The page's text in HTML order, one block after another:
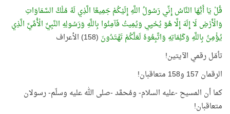
قُلْ يَا أَيُّهَا النَّاسُ إِنِّي رَسُولُ اللَّهِ إِلَيْكُمْ جَمِيعًا الَّذِي لَهُ مُلْكُ السَّمَاوَاتِ
وَالْأَرْضِ لَا إِلَهَ إِلَّا هُوَ يُحْيِي وَيُمِيتُ فَآمِنُوا بِاللَّهِ وَرَسُولِهِ النَّبِيِّ الْأُمِّيِّ الَّذِي
يُؤْمِنُ بِاللَّهِ وَكَلِمَاتِهِ وَاتَّبِعُوهُ لَعَلَّكُمْ تَهْتَدُونَ (158) الأعراف
تأمّل رقمي الآيتين!
الرقمان 157 و158 متعاقبان!
كما أن المسيح -عليه السلام- ومُحمَّد -صلى الله عليه وسلّم- رسولان
متعاقبان!